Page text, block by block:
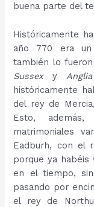
buena parte del
Históricamente
año 770 era
también lo
Sussexy
históricamente
del rey de
Esto, además,
matrimoniales
Eadburh, con el
porque ya
en el tiempo,
pasando por
el rey de